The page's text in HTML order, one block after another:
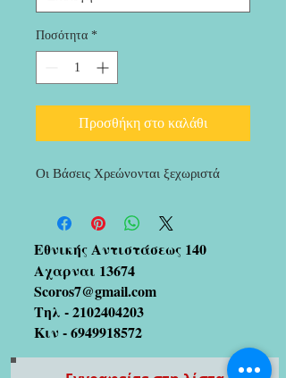
Ποσότητα *
Προσθήκη στο καλάθι
Οι Βάσεις Χρεώνονται ξεχωριστά
Εθνικής Αντιστάσεως 140
Αχαρναι 13674
Scoros7@gmail.com
Τηλ -2102404203
Κιν -6949918572